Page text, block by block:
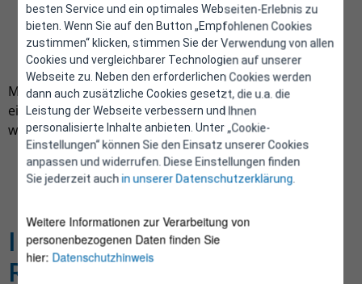
besten Service und ein optimales Webseiten-Erlebnis zu
bieten. Wenn Sie auf den Button „Empfohlenen Cookies
zustimmen“ klicken, stimmen Sie der Verwendung von allen
Cookies und vergleichbarer Technologien auf unserer
Webseite zu. Neben den erforderlichen Cookies werden
dann auch zusätzliche Cookies gesetzt, die u.a. die
Leistung der Webseite verbessern und Ihnen
personalisierte Inhalte anbieten. Unter „Cookie-
Einstellungen“ können Sie den Einsatz unserer Cookies
anpassen und widerrufen. Diese Einstellungen finden
Sie jederzeit auchin unserer Datenschutzerklärung.
Weitere Informationen zur Verarbeitung von
personenbezogenen Daten finden Sie
hier: Datenschutzhinweis
Mit einem Klick auf den Button+ MELDUNG 2026
eine beliebige Anzahl an Rechenzentren hinzugefügt
werden.
Informationen zum
Rechenzentrum